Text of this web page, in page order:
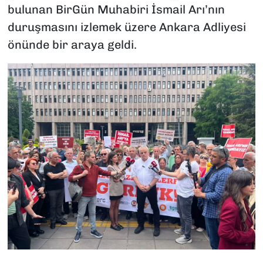
bulunan BirGün Muhabiri İsmail Arı’nın
duruşmasını izlemek üzere Ankara Adliyesi
önünde bir araya geldi.